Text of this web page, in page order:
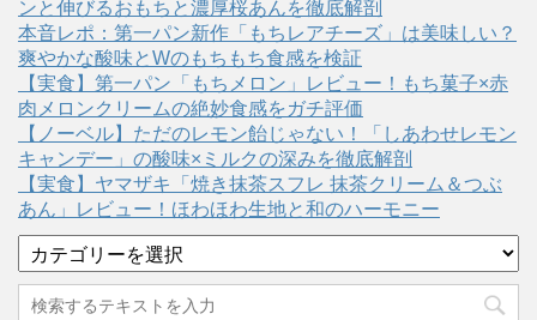
ンと伸びるおもちと濃厚桜あんを徹底解剖
本音レポ：第一パン新作「もちレアチーズ」は美味しい？
爽やかな酸味とWのもちもち食感を検証
【実食】第一パン「もちメロン」レビュー！もち菓子×赤
肉メロンクリームの絶妙食感をガチ評価
【ノーベル】ただのレモン飴じゃない！「しあわせレモン
キャンデー」の酸味×ミルクの深みを徹底解剖
【実食】ヤマザキ「焼き抹茶スフレ 抹茶クリーム＆つぶ
あん」レビュー！ほわほわ生地と和のハーモニー
テ
ゴ